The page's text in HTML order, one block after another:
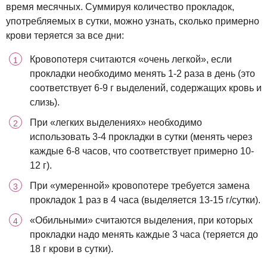
время месячных. Суммируя количество прокладок,
употребляемых в сутки, можно узнать, сколько примерно
крови теряется за все дни:
Кровопотеря считаются «очень легкой», если
прокладки необходимо менять 1-2 раза в день (это
соответствует 6-9 г выделений, содержащих кровь и
слизь).
При «легких выделениях» необходимо
использовать 3-4 прокладки в сутки (менять через
каждые 6-8 часов, что соответствует примерно 10-
12 г).
При «умеренной» кровопотере требуется замена
прокладок 1 раз в 4 часа (выделяется 13-15 г/сутки).
«Обильными» считаются выделения, при которых
прокладки надо менять каждые 3 часа (теряется до
18 г крови в сутки).